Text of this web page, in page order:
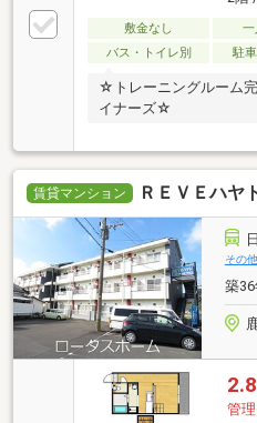
敷金なし 一
バス・トイレ別
駐
☆トレーニングルーム
イナーズ☆
賃貸マンション ＲＥＶＥハヤ
その
築
管